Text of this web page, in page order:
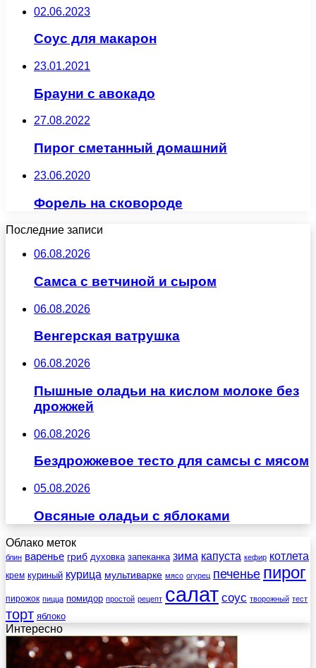
02.06.2023
Соус для макарон
23.01.2021
Брауни с авокадо
27.08.2022
Пирог сметанный домашний
23.06.2020
Форель на сковороде
Последние записи
06.08.2026
Самса с ветчиной и сыром
06.08.2026
Венгерская ватрушка
06.08.2026
Пышные оладьи на кислом молоке без
дрожжей
06.08.2026
Бездрожжевое тесто для самсы с мясом
05.08.2026
Овсяные оладьи с яблоками
Облако меток
блин варенье гриб духовка запеканка зима капуста кефир котлета
крем куриный курица мультиварке мясо огурец печенье пирог
пирожок пицца помидор простой рецепт салат соус творожный тест
торт яблоко
Интересно